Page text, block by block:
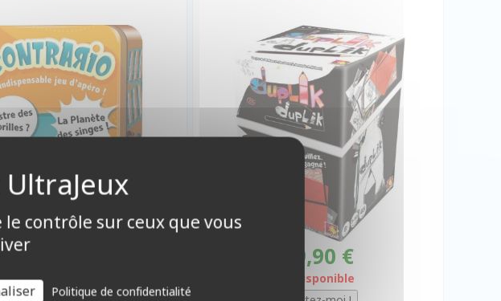
13,50 €
Disponible
19,90 €
Indisponible
contrôle sur ceux que vous
Politique de confidentialité